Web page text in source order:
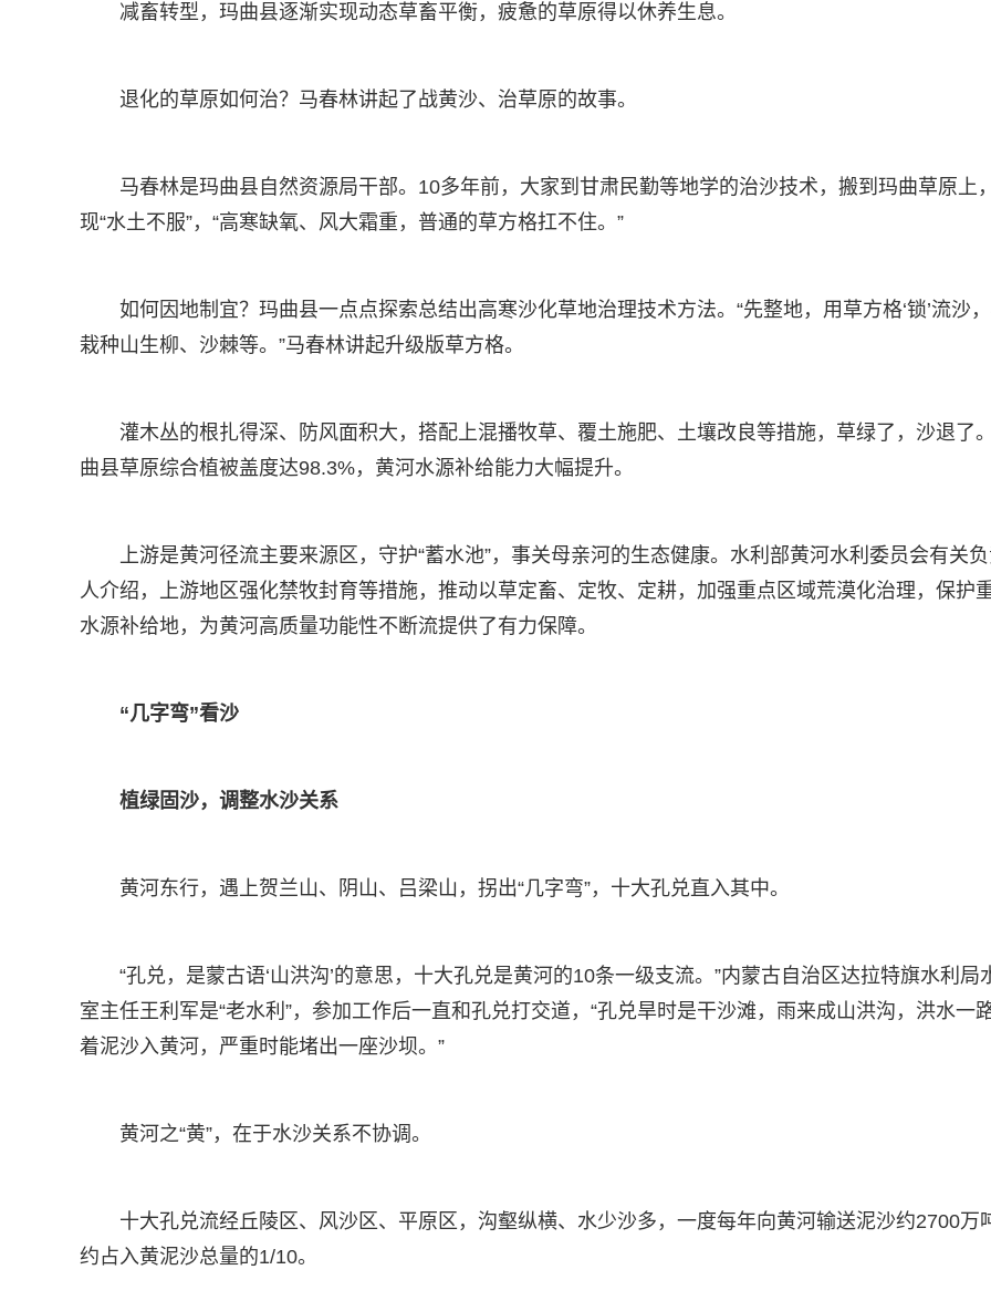
减畜转型，玛曲县逐渐实现动态草畜平衡，疲惫的草原得以休养生息。
退化的草原如何治？马春林讲起了战黄沙、治草原的故事。
马春林是玛曲县自然资源局干部。10多年前，大家到甘肃民勤等地学的治沙技术，搬到玛曲草原上
现“水土不服”，“高寒缺氧、风大霜重，普通的草方格扛不住。”
如何因地制宜？玛曲县一点点探索总结出高寒沙化草地治理技术方法。“先整地，用草方格‘锁’流沙
栽种山生柳、沙棘等。”马春林讲起升级版草方格。
灌木丛的根扎得深、防风面积大，搭配上混播牧草、覆土施肥、土壤改良等措施，草绿了，沙退了
曲县草原综合植被盖度达98.3%，黄河水源补给能力大幅提升。
上游是黄河径流主要来源区，守护“蓄水池”，事关母亲河的生态健康。水利部黄河水利委员会有关
人介绍，上游地区强化禁牧封育等措施，推动以草定畜、定牧、定耕，加强重点区域荒漠化治理，保护
水源补给地，为黄河高质量功能性不断流提供了有力保障。
“几字弯”看沙
植绿固沙，调整水沙关系
黄河东行，遇上贺兰山、阴山、吕梁山，拐出“几字弯”，十大孔兑直入其中。
“孔兑，是蒙古语‘山洪沟’的意思，十大孔兑是黄河的10条一级支流。”内蒙古自治区达拉特旗水利局
室主任王利军是“老水利”，参加工作后一直和孔兑打交道，“孔兑旱时是干沙滩，雨来成山洪沟，洪水一
着泥沙入黄河，严重时能堵出一座沙坝。”
黄河之“黄”，在于水沙关系不协调。
十大孔兑流经丘陵区、风沙区、平原区，沟壑纵横、水少沙多，一度每年向黄河输送泥沙约2700万
约占入黄泥沙总量的1/10。